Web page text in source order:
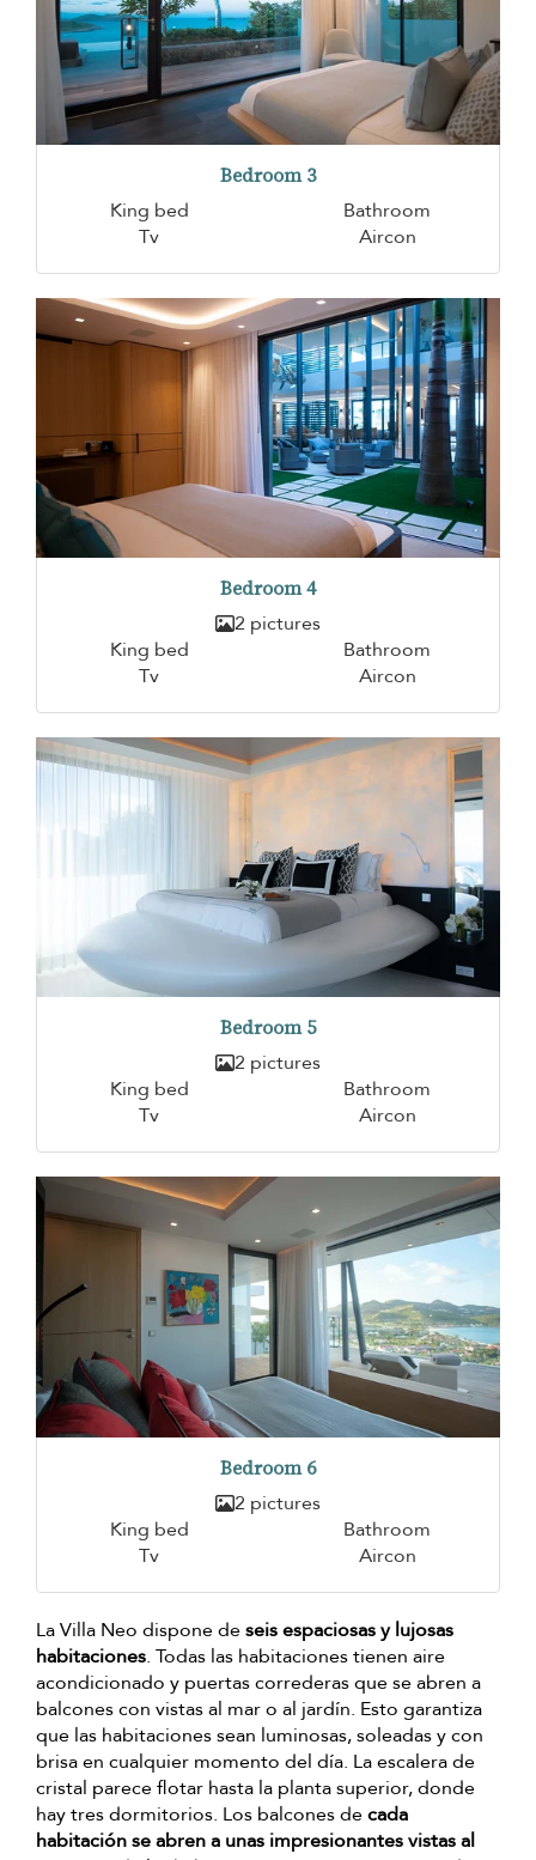
Bedroom 3
King bed
Bathroom
Tv
Aircon
Bedroom 4
2 pictures
King bed
Bathroom
Tv
Aircon
Bedroom 5
2 pictures
King bed
Bathroom
Tv
Aircon
Bedroom 6
2 pictures
King bed
Bathroom
Tv
Aircon
La Villa Neo dispone deseis espaciosas y lujosas
habitaciones. Todas las habitaciones tienen aire
acondicionado y puertas correderas que se abren a
balcones con vistas al mar o al jardín. Esto garantiza
que las habitaciones sean luminosas, soleadas y con
brisa en cualquier momento del día. La escalera de
cristal parece flotar hasta la planta superior, donde
hay tres dormitorios. Los balcones decada
habitación se abren a unas impresionantes vistas al